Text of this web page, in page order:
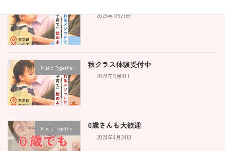
2025年1月21日
Music Together 秋クラス体験受付中
2024年9月4日
Music Together 0歳さんも大歓迎
2024年4月24日